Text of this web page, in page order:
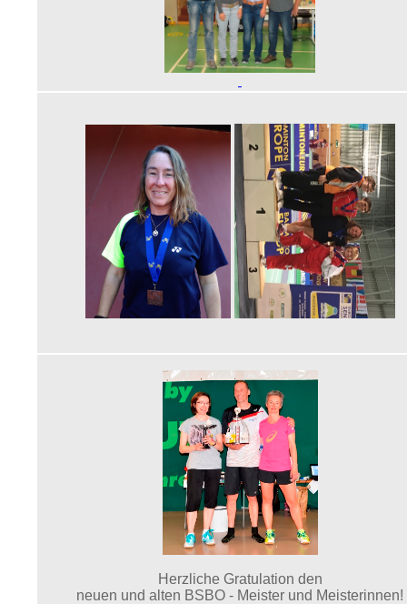
Herzliche Gratulation den
neuen und alten BSBO - Meister und Meisterinnen!